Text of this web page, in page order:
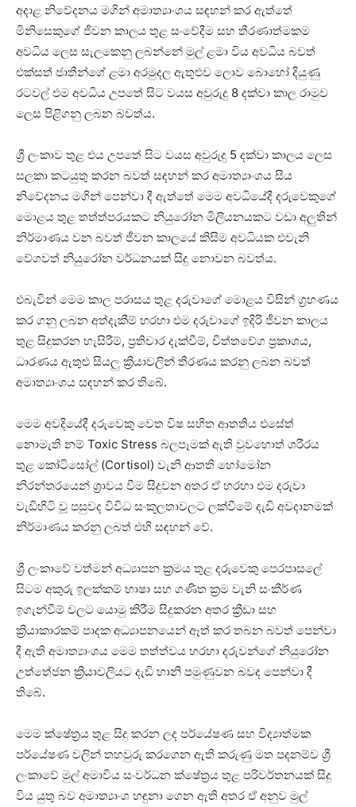
අදාළ නිවේදනය මගින් අමාත්‍යාංශය සඳහන් කර ඇත්තේ
මිනිසෙකුගේ ජීවන කාලය තුළ සංවේදීම සහ තීරණාත්මකම
අවධිය ලෙස සැලකෙනු ලබන්නේ මුල් ළමා විය අවධිය බවත්
එක්සත් ජාතීන්ගේ ළමා අරමුදල ඇතුළුව ලොව බොහෝ දියුණු
රටවල් එම අවධිය උපතේ සිට වයස අවුරුදු 8 දක්වා කාල රාමුව
ලෙස පිළිගනු ලබන බවත්ය.
ශ්‍රී ලංකාව තුළ එය උපතේ සිට වයස අවුරුදු 5 දක්වා කාලය ලෙස
සලකා කටයුතු කරන බවත් සඳහන් කර අමාත්‍යාංශය සිය
නිවේදනය මගින් පෙන්වා දී ඇත්තේ මෙම අවධියේදී දරුවෙකුගේ
මොළය තුළ තත්ත්පරයකට නියුරෝන මිලියනයකට වඩා අලුතින්
නිර්මාණය වන බවත් ජීවන කාලයේ කිසිම අවධියක එවැනි
වේගවත් නියුරෝන වර්ධනයක් සිදු නොවන බවත්ය.
එබැවින් මෙම කාල පරාසය තුළ දරුවාගේ මොළය විසින් ග්‍රහණය
කර ගනු ලබන අත්දැකීම් හරහා එම දරුවාගේ ඉදිරි ජීවන කාලය
තුළ සිදුකරන හැසිරීම්, ප්‍රතිචාර දැක්වීම්, චිත්තවේග ප්‍රකාශය,
ධාරණය ඇතුළු සියලු ක්‍රියාවලින් තීරණය කරනු ලබන බවත්
අමාත්‍යාංශය සඳහන් කර තිබේ.
මෙම අවදියේදී දරුවෙකු වෙත විෂ සහිත ආතතිය එසේත්
නොමැති නම් Toxic Stress බලපෑමක් ඇති වුවහොත් ශරීරය
තුළ කෝටිසෝල් (Cortisol) වැනි ආතති හෝමෝන
නිරන්තරයෙන් ශ්‍රාවය වීම සිදුවන අතර ඒ හරහා එම දරුවා
වැඩිහිටි වූ පසුවද විවිධ සංකූලතාවලට ලක්වීමේ දැඩි අවදානමක්
නිර්මාණය කරනු ලබත් එහි සඳහන් වේ.
ශ්‍රී ලංකාවේ වත්මන් අධ්‍යාපන ක්‍රමය තුළ දරුවෙකු පෙරපාසලේ
සිටම අකුරු ඉලක්කම් භාෂා සහ ගණිත ක්‍රම වැනි සංකීර්ණ
ඉගැන්වීම් වලට යොමු කිරීම සිදුකරන අතර ක්‍රීඩා සහ
ක්‍රියාකාරකම් පාදක අධ්‍යාපනයෙන් ඈත් කර තබන බවත් පෙන්වා
දී ඇති අමාත්‍යාංශය මෙම තත්ත්වය හරහා දරුවන්ගේ නියුරෝන
උත්තේජන ක්‍රියාවලියට දැඩි හානි පමුණුවන බවද පෙන්වා දී
තිබේ.
මෙම ක්ෂේත්‍රය තුළ සිදු කරන ලද පර්යේෂණ සහ විද්‍යාත්මක
පර්යේෂණ වලින් තහවුරු කරගෙන ඇති කරුණු මත පදනම්ව ශ්‍රී
ලංකාවේ මුල් අමාවිය සංවර්ධන ක්ෂේත්‍රය තුළ පරිවර්තනයක් සිදු
විය යුතු බව අමාත්‍යාංශ හඳුනා ගෙන ඇති අතර ඒ අනුව මුල්